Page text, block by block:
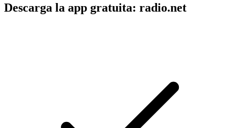
Descarga la app gratuita: radio.net